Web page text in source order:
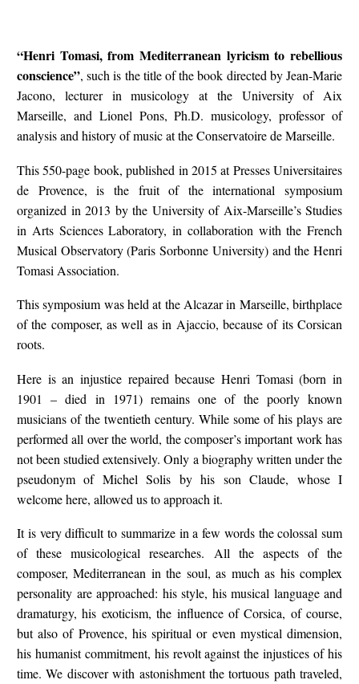
“Henri Tomasi, from Mediterranean lyricism to rebellious
conscience”, such is the title of the book directed by Jean-Marie
Jacono, lecturer in musicology at the University of Aix
Marseille, and Lionel Pons, Ph.D.musicology, professor of
analysis and history of music at the Conservatoire de Marseille.
This 550-page book, published in 2015 at Presses Universitaires
de Provence, is the fruit of the international symposium
organized in 2013 by the University of Aix-Marseille’s Studies
in Arts Sciences Laboratory, in collaboration withthe French
Musical Observatory (Paris Sorbonne University) and the Henri
Tomasi Association.
This symposium was held at the Alcazar in Marseille, birthplace
of the composer, as well as in Ajaccio, because of its Corsican
roots.
Here is an injustice repaired because Henri Tomasi (born in
1901 – died in 1971) remains one of the poorly known
musicians of the twentieth century. While some of his plays are
performed all over the world, the composer’s important work has
not been studied extensively.Only a biography written under the
pseudonym of Michel Solis by his son Claude, whose I
welcome here, allowed us to approach it.
It is very difficult to summarize in a few words the colossal sum
of these musicological researches. All the aspects of the
composer, Mediterranean in the soul, as much as his complex
personality are approached: his style, his musical language and
dramaturgy, his exoticism, the influence of Corsica, of course,
but also of Provence, hisspiritual or even mystical dimension,
his humanist commitment, his revolt against the injustices of his
time.We discover with astonishment the tortuous path traveled,